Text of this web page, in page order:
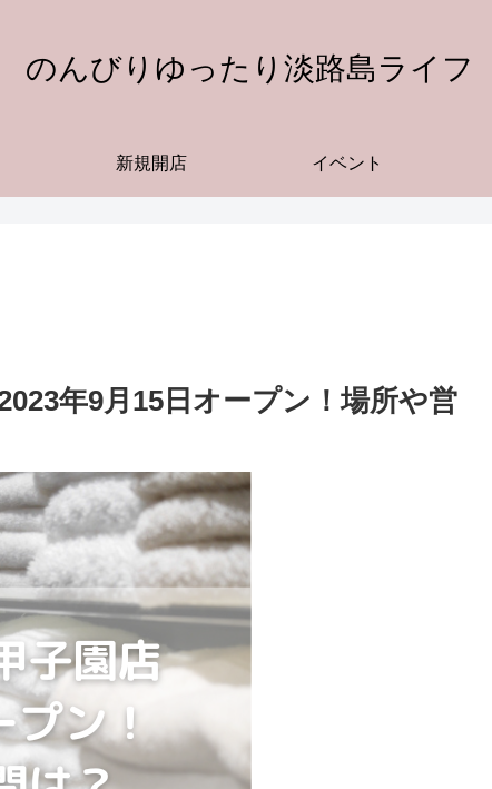
のんびりゆったり淡路島ライフ
新規開店 イベント
年9月15日オープン！場所や営